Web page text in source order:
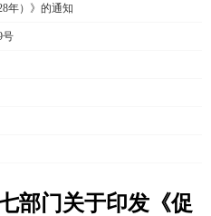
年）》的通知
号
部门关于印发《促